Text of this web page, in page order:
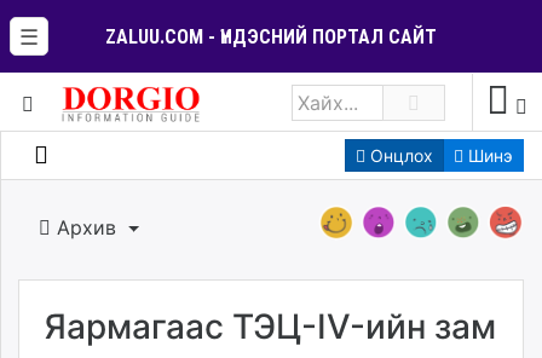
☰ ZALUU.COM - ҮНДЭСНИЙ ПОРТАЛ САЙТ